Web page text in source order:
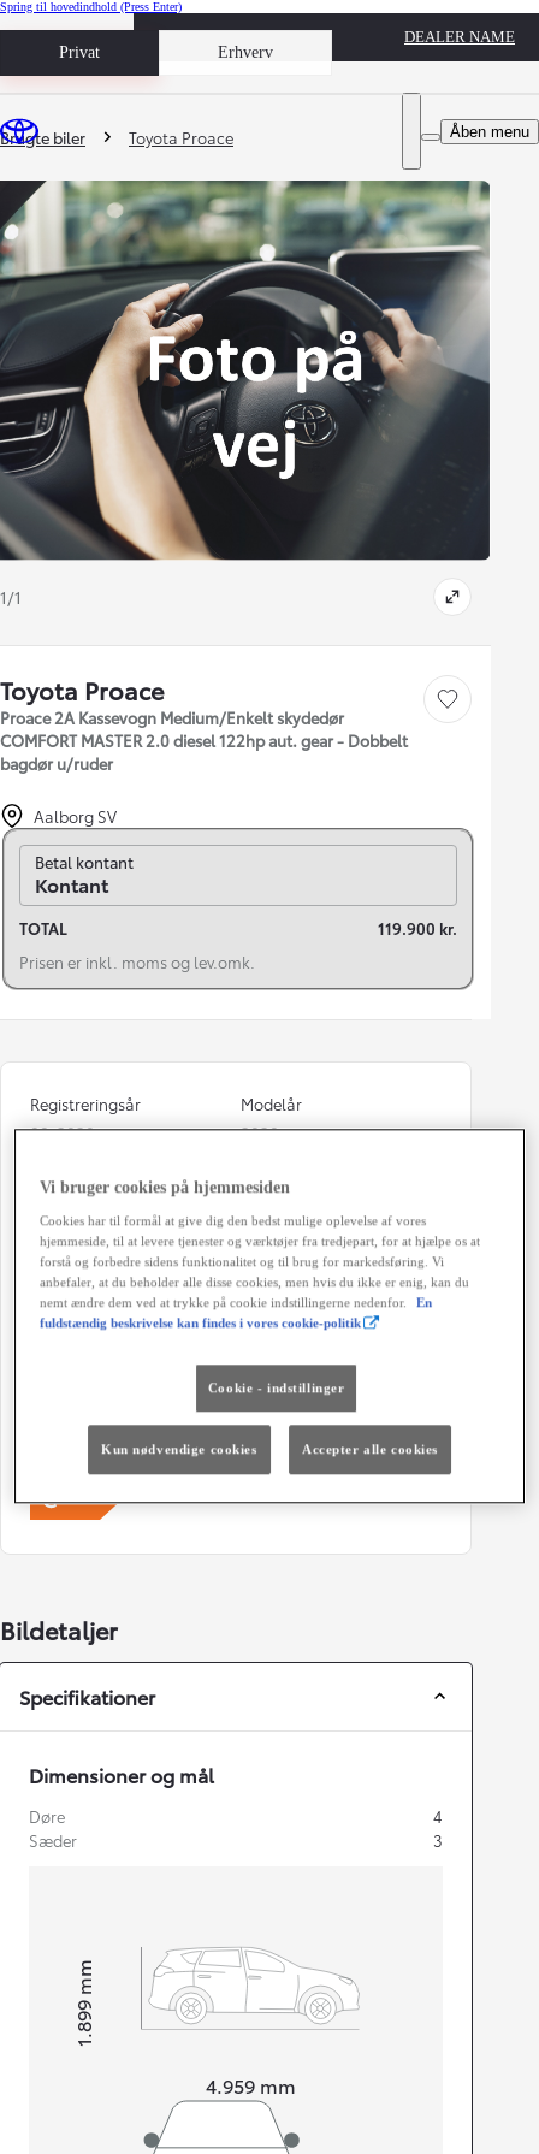
Spring til hovedindhold (Press Enter)
Privat Erhverv
Book prøvetur
DEALER NAME
Åben menu
Du er her
Brugte biler Toyota Proace
1/1
Toyota Proace
Proace 2A Kassevogn Medium/Enkelt skydedør
COMFORT MASTER 2.0 diesel 122hp aut. gear - Dobbelt
bagdør u/ruder
Gem bil
Aalborg SV
Skift til finansiering
Betal kontant
Kontant
TOTAL
119.900 kr.
Prisen er inkl. moms og lev.omk.
Registreringsår
08-2020
Modelår
2020
Kilometertal
132.000 km
Brændstof
Karosseri
Varebil
Hestekræfter
122 HK
Co2 (blandet kørsel)
Geartype
Farve
Black
Grøn ejerafgift (årligt)
Bildetaljer
Specifikationer
Dimensioner og mål
Døre
4
Sæder
3
4.959 mm
Højt1.899
mm
Vi bruger cookies på hjemmesiden
Cookies har til formål at give dig den bedst mulige oplevelse af vores
hjemmeside, til at levere tjenester og værktøjer fra tredjepart, for at hjælpe os at
forstå og forbedre sidens funktionalitet og til brug for markedsføring. Vi
anbefaler, at du beholder alle disse cookies, men hvis du ikke er enig, kan du
nemt ændre dem ved at trykke på cookie indstillingerne nedenfor.
En
fuldstændig beskrivelse kan findes i vores cookie-politik
Cookie - indstillinger
Kun nødvendige cookies Accepter alle cookies